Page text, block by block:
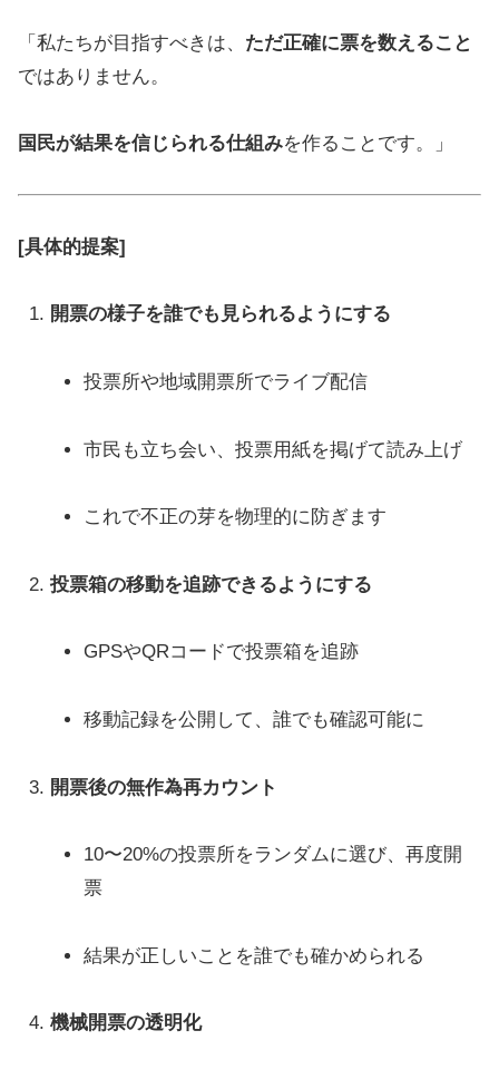
「私たちが目指すべきは、 ただ正確に票を数えること
ではありません。
国民が結果を信じられる仕組みを作ることです。」
[具体的提案]
開票の様子を誰でも見られるようにする
投票所や地域開票所でライブ配信
市民も立ち会い、投票用紙を掲げて読み上げ
これで不正の芽を物理的に防ぎます
投票箱の移動を追跡できるようにする
GPSやQRコードで投票箱を追跡
移動記録を公開して、誰でも確認可能に
開票後の無作為再カウント
10〜20%の投票所をランダムに選び、再度開
票
結果が正しいことを誰でも確かめられる
機械開票の透明化